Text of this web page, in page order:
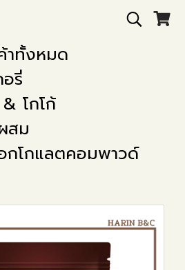
าทั้งหมด
รี่
โกโก้
สม
กโกแลตคอมพาวด์